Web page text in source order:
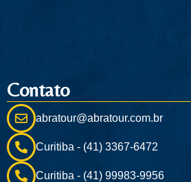
Contato
abratour@abratour.com.br
Curitiba - (41) 3367-6472
Curitiba - (41) 99983-9956